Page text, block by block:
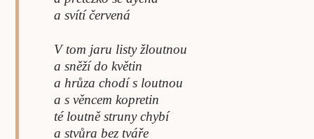
a svítí červená
V tom jaru listy žloutnou
a sněží do květin
a hrůza chodí s loutnou
a s věncem kopretin
té loutně struny chybí
a stvůra bez tváře